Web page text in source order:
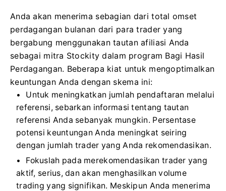
Anda akan menerima sebagian dari total omset
perdagangan bulanan dari para trader yang
bergabung menggunakan tautan afiliasi Anda
sebagai mitra Stockity dalam program Bagi Hasil
Perdagangan. Beberapa kiat untuk mengoptimalkan
keuntungan Anda dengan skema ini:
Untuk meningkatkan jumlah pendaftaran melalui
referensi, sebarkan informasi tentang tautan
referensi Anda sebanyak mungkin. Persentase
potensi keuntungan Anda meningkat seiring
dengan jumlah trader yang Anda rekomendasikan.
Fokuslah pada merekomendasikan trader yang
aktif, serius, dan akan menghasilkan volume
trading yang signifikan. Meskipun Anda menerima